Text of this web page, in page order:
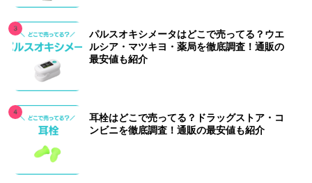
パルスオキシメータはどこで売ってる？ウエ
ルシア・マツキヨ・薬局を徹底調査！通販の
最安値も紹介
耳栓はどこで売ってる？ドラッグストア・コ
ンビニを徹底調査！通販の最安値も紹介